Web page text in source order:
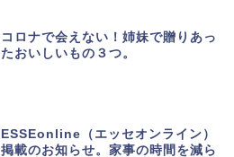
コロナで会えない！姉妹で贈りあっ
たおいしいもの３つ。
ESSEonline（エッセオンライン）
掲載のお知らせ。家事の時間を減ら